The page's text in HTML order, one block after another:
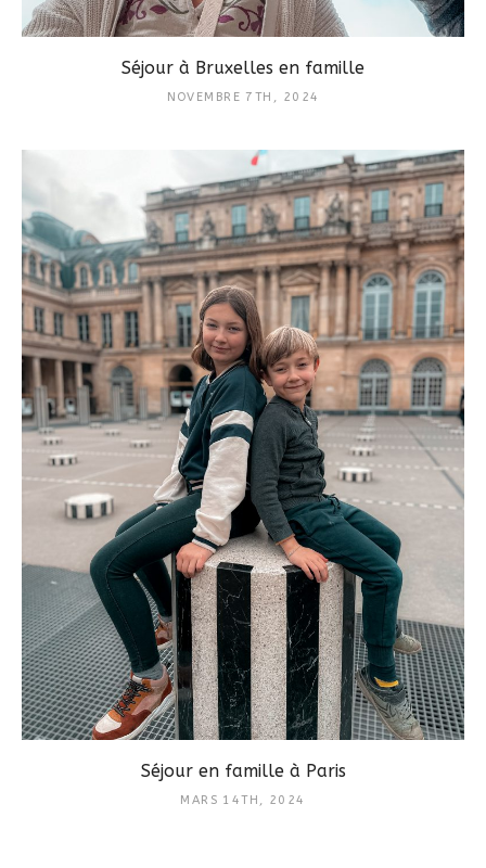
Séjour à Bruxelles en famille
NOVEMBRE 7TH, 2024
Séjour en famille à Paris
MARS 14TH, 2024